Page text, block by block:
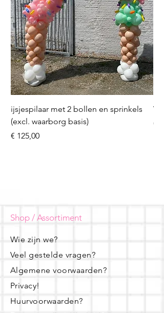
ijsjespilaar met 2 bollen en sprinkels
(excl. waarborg basis)
Prijs
€ 125,00
Prijs
€
Shop / Assortiment
Wie zijn we?
Veel gestelde vragen?
Algemene voorwaarden?
Privacy!
Huurvoorwaarden?